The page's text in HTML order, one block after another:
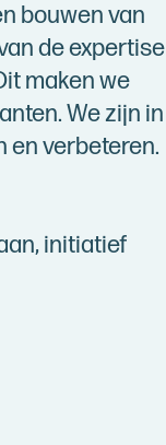
bouwen van
de expertise
maken we
We zijn in
en verbeteren.
initiatief